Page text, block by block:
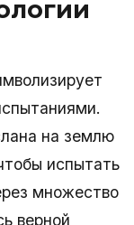
на землю
испытать
множество
верной